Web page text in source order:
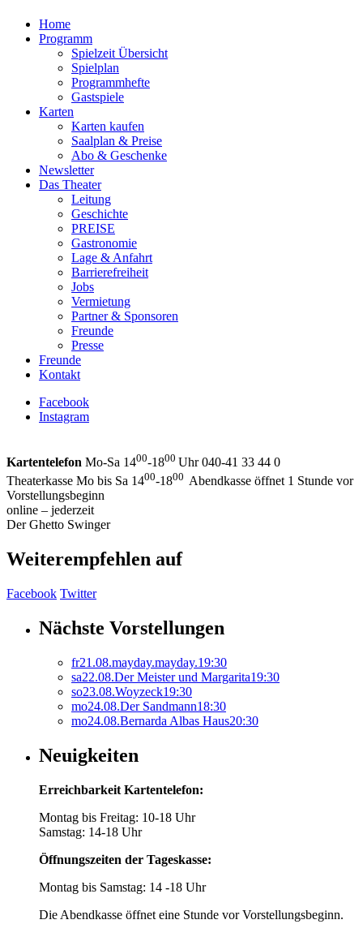
Home
Programm
Spielzeit Übersicht
Spielplan
Programmhefte
Gastspiele
Karten
Karten kaufen
Saalplan & Preise
Abo & Geschenke
Newsletter
Das Theater
Leitung
Geschichte
PREISE
Gastronomie
Lage & Anfahrt
Barrierefreiheit
Jobs
Vermietung
Partner & Sponsoren
Freunde
Presse
Freunde
Kontakt
Facebook
Instagram
Kartentelefon Mo-Sa 1400-1800 Uhr 040-41 33 44 0
Theaterkasse Mo bis Sa 1400-1800 Abendkasse öffnet 1 Stunde vor
Vorstellungsbeginn
online – jederzeit
Der Ghetto Swinger
Weiterempfehlen auf
Facebook Twitter
Nächste Vorstellungen
fr21.08.mayday.mayday.19:30
sa22.08.Der Meister und Margarita19:30
so23.08.Woyzeck19:30
mo24.08.Der Sandmann18:30
mo24.08.Bernarda Albas Haus20:30
Neuigkeiten
Erreichbarkeit Kartentelefon:
Montag bis Freitag: 10-18 Uhr
Samstag: 14-18 Uhr
Öffnungszeiten der Tageskasse:
Montag bis Samstag: 14 -18 Uhr
Die Abendkasse öffnet eine Stunde vor Vorstellungsbeginn.